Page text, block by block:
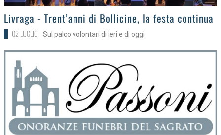
>Livraga - Trent’anni di Bollicine, la festa continua
02 LUGLIO Sul palco volontari di ieri e di oggi